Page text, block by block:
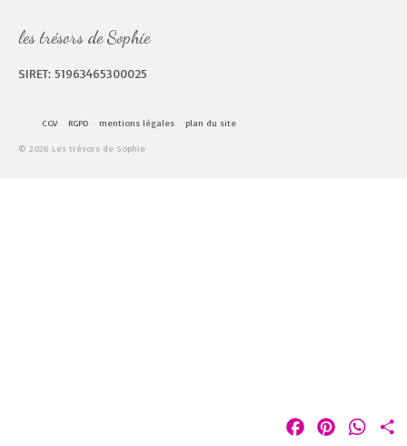
les trésors de Sophie
SIRET: 51963465300025
CGV RGPD mentions légales plan du site
© 2026 Les trésors de Sophie
FacebookPinterest